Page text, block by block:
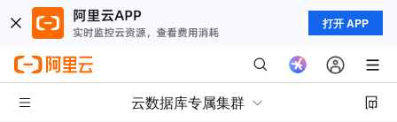
打开 APP
云数据库专属集群